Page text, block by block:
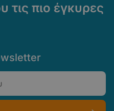
τις πιο έγκυρες